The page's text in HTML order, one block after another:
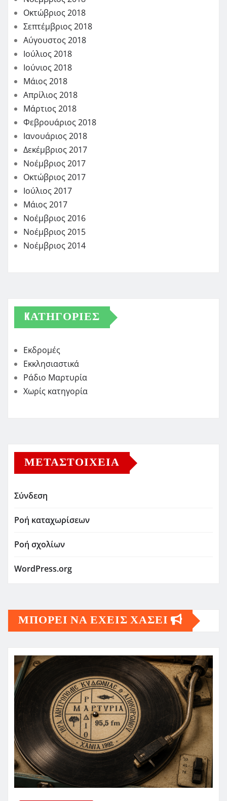
Οκτώβριος 2018
Σεπτέμβριος 2018
Αύγουστος 2018
Ιούλιος 2018
Ιούνιος 2018
Μάιος 2018
Απρίλιος 2018
Μάρτιος 2018
Φεβρουάριος 2018
Ιανουάριος 2018
Δεκέμβριος 2017
Νοέμβριος 2017
Οκτώβριος 2017
Ιούλιος 2017
Μάιος 2017
Νοέμβριος 2016
Νοέμβριος 2015
Νοέμβριος 2014
KΑΤΗΓΟΡΊΕΣ
Εκδρομές
Εκκλησιαστικά
Ράδιο Μαρτυρία
Χωρίς κατηγορία
ΜΕΤΑΣΤΟΙΧΕΊΑ
Σύνδεση
Ροή καταχωρίσεων
Ροή σχολίων
WordPress.org
ΜΠΟΡΕΙ ΝΑ ΕΧΕΙΣ ΧΑΣΕΙ